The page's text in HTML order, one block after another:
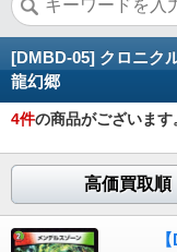
[DMBD-05] クロニク
龍幻郷
4件の商品がございます
高価買取順